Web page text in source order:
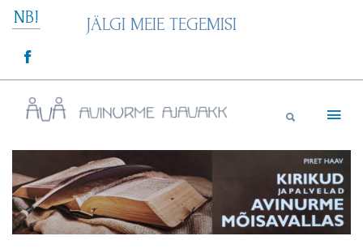
Skip
NB! JÄLGI MEIE TEGEMISI
Avinurme Ajavakk